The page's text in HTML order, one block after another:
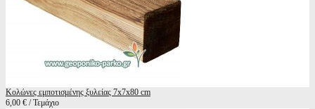
Κολώνες εμποτισμένης ξυλείας 7x7x80 cm
6,00 € / Τεμάχιο